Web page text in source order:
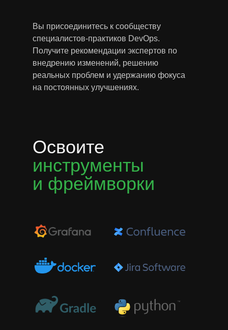
Вы присоединитесь к сообществу
специалистов-практиков DevOps.
Получите рекомендации экспертов по
внедрению изменений, решению
реальных проблем и удержанию фокуса
на постоянных улучшениях.
Освоите
инструменты
и фреймворки